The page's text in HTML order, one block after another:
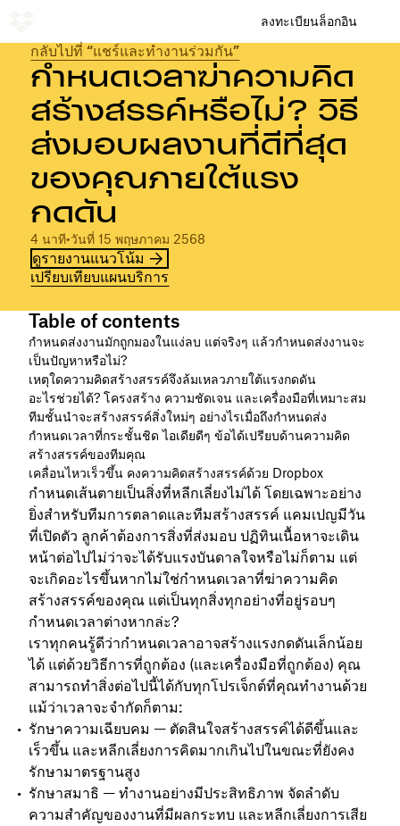
ลงทะเบียนล็อกอิน
กลับไปที่ “แชร์และทำงานร่วมกัน”
กำหนดเวลาฆ่าความคิด
สร้างสรรค์หรือไม่? วิธี
ส่งมอบผลงานที่ดีที่สุด
ของคุณภายใต้แรง
กดดัน
4 นาที•วันที่ 15 พฤษภาคม 2568
ดูรายงานแนวโน้ม
เปรียบเทียบแผนบริการ
Table of contents
กำหนดส่งงานมักถูกมองในแง่ลบ แต่จริงๆ แล้วกำหนดส่งงานจะ
เป็นปัญหาหรือไม่?
เหตุใดความคิดสร้างสรรค์จึงล้มเหลวภายใต้แรงกดดัน
อะไรช่วยได้? โครงสร้าง ความชัดเจน และเครื่องมือที่เหมาะสม
ทีมชั้นนำจะสร้างสรรค์สิ่งใหม่ๆ อย่างไรเมื่อถึงกำหนดส่ง
กำหนดเวลาที่กระชั้นชิด ไอเดียดีๆ ข้อได้เปรียบด้านความคิด
สร้างสรรค์ของทีมคุณ
เคลื่อนไหวเร็วขึ้น คงความคิดสร้างสรรค์ด้วย Dropbox
กำหนดเส้นตายเป็นสิ่งที่หลีกเลี่ยงไม่ได้ โดยเฉพาะอย่าง
ยิ่งสำหรับทีมการตลาดและทีมสร้างสรรค์ แคมเปญมีวัน
ที่เปิดตัว ลูกค้าต้องการสิ่งที่ส่งมอบ ปฏิทินเนื้อหาจะเดิน
หน้าต่อไปไม่ว่าจะได้รับแรงบันดาลใจหรือไม่ก็ตาม แต่
จะเกิดอะไรขึ้นหากไม่ใช่กำหนดเวลาที่ฆ่าความคิด
สร้างสรรค์ของคุณ แต่เป็นทุกสิ่งทุกอย่างที่อยู่รอบๆ
กำหนดเวลาต่างหากล่ะ?
เราทุกคนรู้ดีว่ากำหนดเวลาอาจสร้างแรงกดดันเล็กน้อย
ได้ แต่ด้วยวิธีการที่ถูกต้อง (และเครื่องมือที่ถูกต้อง) คุณ
สามารถทำสิ่งต่อไปนี้ได้กับทุกโปรเจ็กต์ที่คุณทำงานด้วย
แม้ว่าเวลาจะจำกัดก็ตาม:
รักษาความเฉียบคม — ตัดสินใจสร้างสรรค์ได้ดีขึ้นและ
เร็วขึ้น และหลีกเลี่ยงการคิดมากเกินไปในขณะที่ยังคง
รักษามาตรฐานสูง
รักษาสมาธิ — ทำงานอย่างมีประสิทธิภาพ จัดลำดับ
ความสำคัญของงานที่มีผลกระทบ และหลีกเลี่ยงการเสีย